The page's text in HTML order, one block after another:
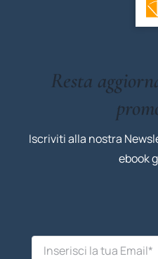
Resta
Iscriviti alla nostra
ebook